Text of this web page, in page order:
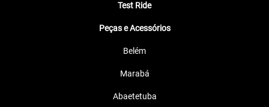
Test Ride
Peças e Acessórios
Belém
Marabá
Abaetetuba